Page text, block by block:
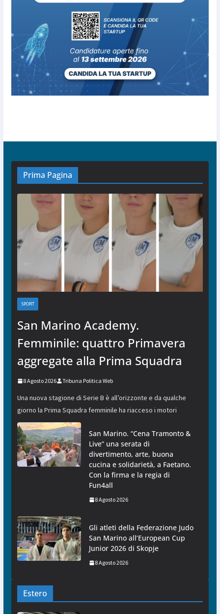
Prima Pagina
SPORT
San Marino Academy.
Femminile: quattro Primavera
aggregate alla Prima Squadra
8 Agosto 2026 Tribuna Politica Web
Una nuova stagione di Serie B è all’orizzonte e da qualche
giorno la Prima Squadra femminile ha riacceso i motori
San Marino. “Cena Tramonto &
Live” una serata di
divertimento, arte, buona
cucina e solidarietà, a Faetano.
Con la firma e la regia di
Fun4all
8 Agosto 2026
Gli atleti della Federazione Judo
San Marino all’European Cup
Junior 2026 di Skopje
8 Agosto 2026
Estero